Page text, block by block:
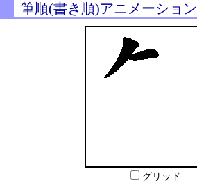
筆順(書き順)アニメーション
グリッド